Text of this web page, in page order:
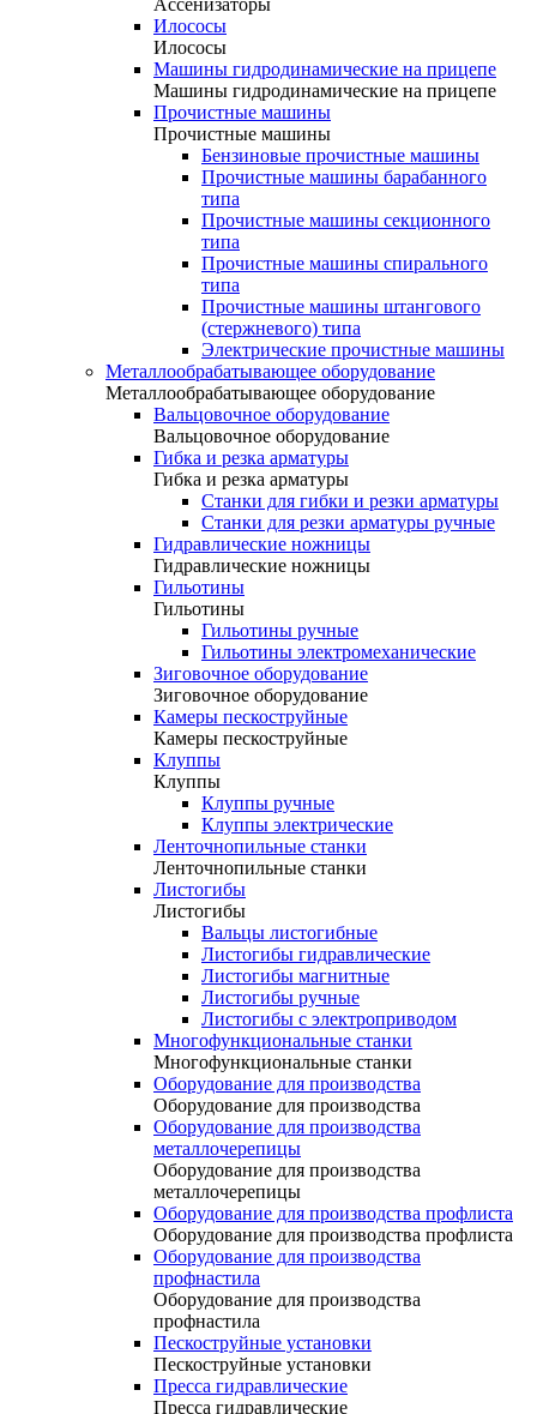
Ассенизаторы
Илососы
Илососы
Машины гидродинамические на прицепе
Машины гидродинамические на прицепе
Прочистные машины
Прочистные машины
Бензиновые прочистные машины
Прочистные машины барабанного
типа
Прочистные машины секционного
типа
Прочистные машины спирального
типа
Прочистные машины штангового
(стержневого) типа
Электрические прочистные машины
Металлообрабатывающее оборудование
Металлообрабатывающее оборудование
Вальцовочное оборудование
Вальцовочное оборудование
Гибка и резка арматуры
Гибка и резка арматуры
Станки для гибки и резки арматуры
Станки для резки арматуры ручные
Гидравлические ножницы
Гидравлические ножницы
Гильотины
Гильотины
Гильотины ручные
Гильотины электромеханические
Зиговочное оборудование
Зиговочное оборудование
Камеры пескоструйные
Камеры пескоструйные
Клуппы
Клуппы
Клуппы ручные
Клуппы электрические
Ленточнопильные станки
Ленточнопильные станки
Листогибы
Листогибы
Вальцы листогибные
Листогибы гидравлические
Листогибы магнитные
Листогибы ручные
Листогибы с электроприводом
Многофункциональные станки
Многофункциональные станки
Оборудование для производства
Оборудование для производства
Оборудование для производства
металлочерепицы
Оборудование для производства
металлочерепицы
Оборудование для производства профлиста
Оборудование для производства профлиста
Оборудование для производства
профнастила
Оборудование для производства
профнастила
Пескоструйные установки
Пескоструйные установки
Пресса гидравлические
Пресса гидравлические